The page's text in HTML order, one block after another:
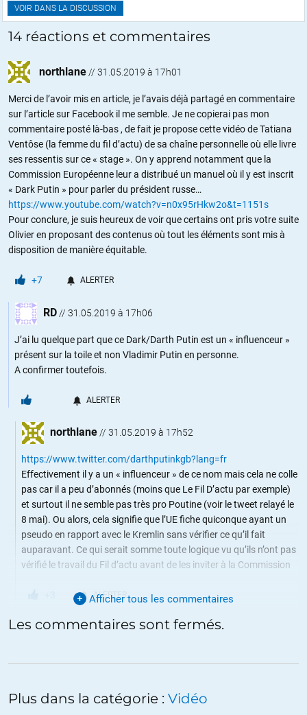
VOIR DANS LA DISCUSSION
14 réactions et commentaires
northlane // 31.05.2019 à 17h01
Merci de l’avoir mis en article, je l’avais déjà partagé en commentaire
sur l’article sur Facebook il me semble. Je ne copierai pas mon
commentaire posté là-bas , de fait je propose cette vidéo de Tatiana
Ventôse (la femme du fil d’actu) de sa chaîne personnelle où elle livre
ses ressentis sur ce « stage ». On y apprend notamment que la
Commission Européenne leur a distribué un manuel où il y est inscrit
« Dark Putin » pour parler du président russe…
https://www.youtube.com/watch?v=n0x95rHkw2o&t=1151s
Pour conclure, je suis heureux de voir que certains ont pris votre suite
Olivier en proposant des contenus où tout les éléments sont mis à
disposition de manière équitable.
+7 ALERTER
RD // 31.05.2019 à 17h06
J’ai lu quelque part que ce Dark/Darth Putin est un « influenceur »
présent sur la toile et non Vladimir Putin en personne.
A confirmer toutefois.
ALERTER
northlane // 31.05.2019 à 17h52
https://www.twitter.com/darthputinkgb?lang=fr
Effectivement il y a un « influenceur » de ce nom mais cela ne colle
pas car il a peu d’abonnés (moins que Le Fil D’actu par exemple)
et surtout il ne semble pas très pro Poutine (voir le tweet relayé le
8 mai). Ou alors, cela signifie que l’UE fiche quiconque ayant un
pseudo en rapport avec le Kremlin sans vérifier ce qu’il fait
auparavant. Ce qui serait somme toute logique vu qu’ils n’ont pas
vérifié le travail du Fil d’actu avant de les inviter à la Commission
ALERTER
grumly //31.05.2019 à 19h36
Afficher tous les commentaires
Les commentaires sont fermés.
Plus dans la catégorie : Vidéo